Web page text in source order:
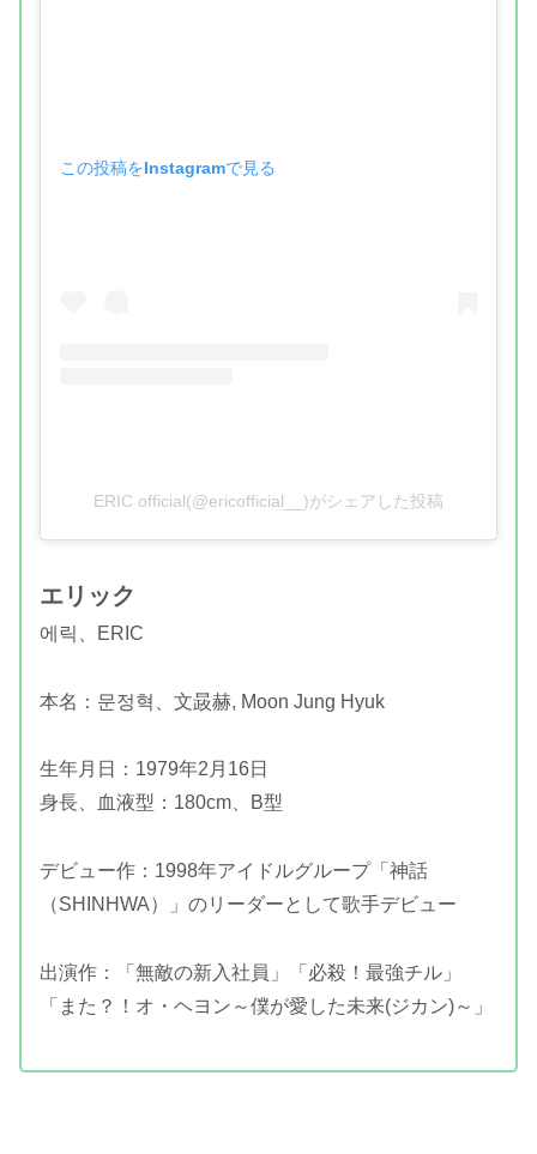
この投稿をInstagramで見る
ERIC official(@ericofficial__)がシェアした投稿
エリック
에릭、ERIC
本名：문정혁、文晸赫, Moon Jung Hyuk
生年月日：1979年2月16日
身長、血液型：180cm、B型
デビュー作：1998年アイドルグループ「神話
（SHINHWA）」のリーダーとして歌手デビュー
出演作：「無敵の新入社員」「必殺！最強チル」
「また？！オ・ヘヨン～僕が愛した未来(ジカン)～」